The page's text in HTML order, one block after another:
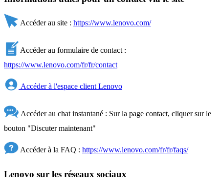
Accéder au site : https://www.lenovo.com/
Accéder au formulaire de contact :
https://www.lenovo.com/fr/fr/contact
Accéder à l'espace client Lenovo
Accéder au chat instantané : Sur la page contact, cliquer sur le
bouton "Discuter maintenant"
Accéder à la FAQ : https://www.lenovo.com/fr/fr/faqs/
Lenovo sur les réseaux sociaux